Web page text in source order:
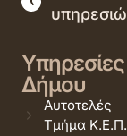
Υπηρεσίες
Δήμου
Αυτοτελές
Τμήμα Κ.Ε.Π.